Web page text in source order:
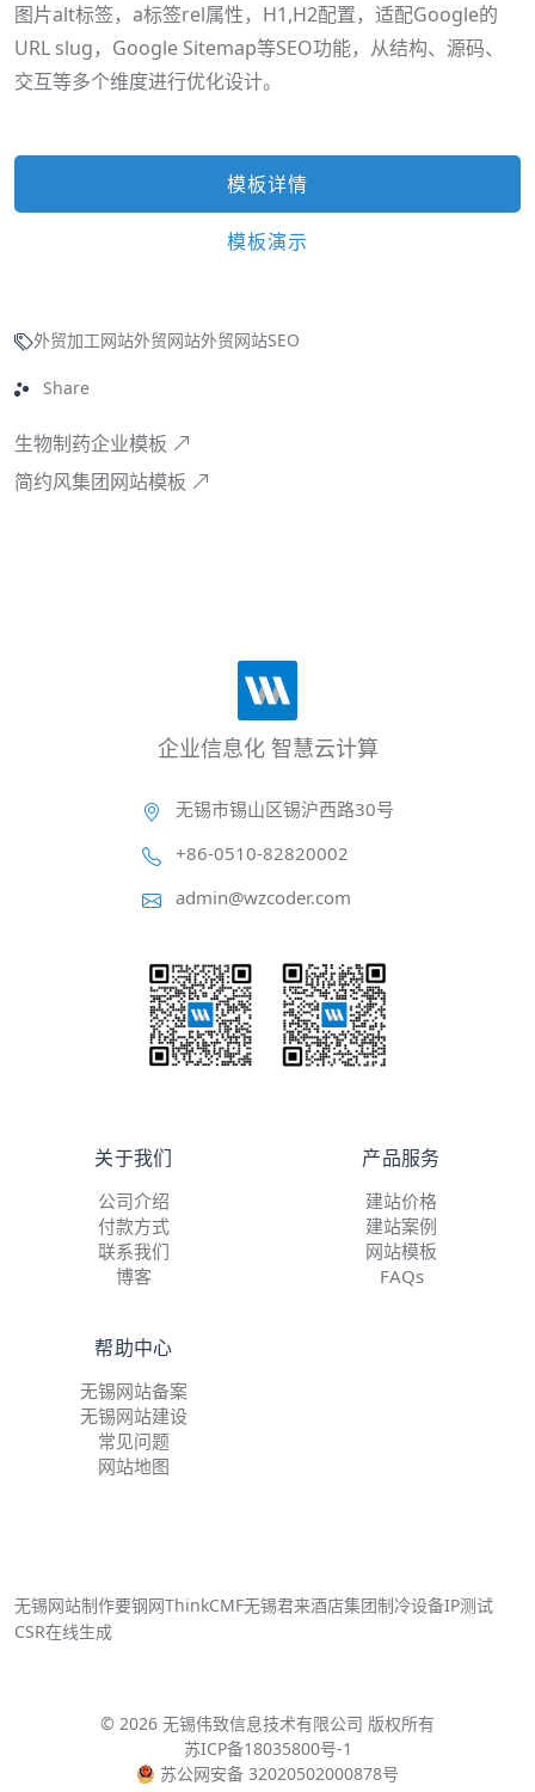
图片alt标签，a标签rel属性，H1,H2配置，适配Google的
URL slug，Google Sitemap等SEO功能，从结构、源码、
交互等多个维度进行优化设计。
模板详情
模板演示
外贸加工网站外贸网站外贸网站SEO
Share
生物制药企业模板
简约风集团网站模板
企业信息化 智慧云计算
无锡市锡山区锡沪西路30号
+86-0510-82820002
admin@wzcoder.com
关于我们
公司介绍
付款方式
联系我们
博客
产品服务
建站价格
建站案例
网站模板
FAQs
帮助中心
无锡网站备案
无锡网站建设
常见问题
网站地图
无锡网站制作要钢网ThinkCMF无锡君来酒店集团制冷设备IP测试
CSR在线生成
© 2026 无锡伟致信息技术有限公司 版权所有
苏ICP备18035800号-1
苏公网安备 32020502000878号